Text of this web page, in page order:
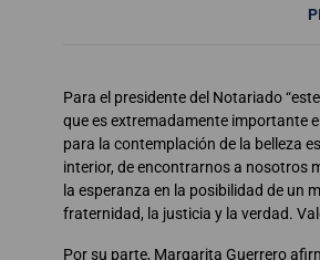
Para el presidente del Notariado
que es extremadamente importante
para la contemplación de la belleza
interior, de encontrarnos a nosotros
la esperanza en la posibilidad de un
fraternidad, la justicia y la verdad.
Por su parte, Margarita Guerrero